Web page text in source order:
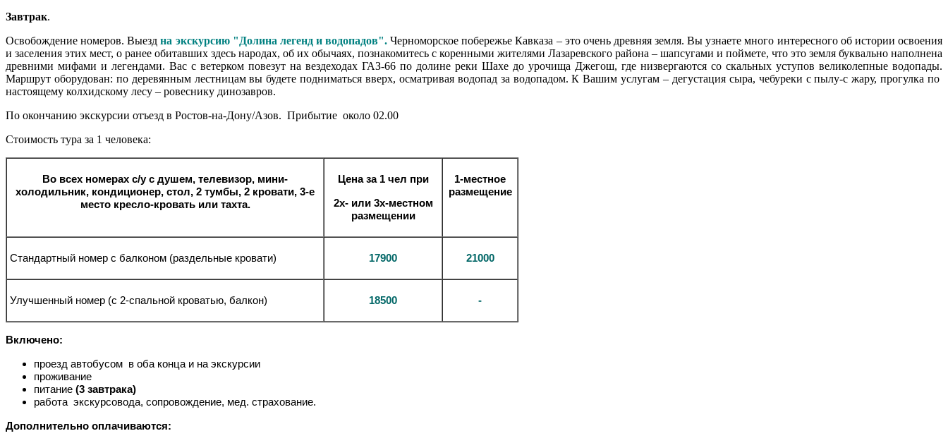
Завтрак.
Освобождение номеров. Выезд на экскурсию "Долина легенд и водопадов". Черноморское побережье Кавказа – это очень древняя земля. Вы узнаете много интересного об истории освоения
и заселения этих мест, о ранее обитавших здесь народах, об их обычаях, познакомитесь с коренными жителями Лазаревского района – шапсугами и поймете, что это земля буквально наполнена
древними мифами и легендами. Вас с ветерком повезут на вездеходах ГАЗ-66 по долине реки Шахе до урочища Джегош, где низвергаются со скальных уступов великолепные водопады.
Маршрут оборудован: по деревянным лестницам вы будете подниматься вверх, осматривая водопад за водопадом. К Вашим услугам – дегустация сыра, чебуреки с пылу-с жару, прогулка по
настоящему колхидскому лесу – ровеснику динозавров.
По окончанию экскурсии отъезд в Ростов-на-Дону/Азов. Прибытие около 02.00
Стоимость тура за 1 человека:
Во всех номерах с/у с душем, телевизор, мини-
холодильник, кондиционер, стол, 2 тумбы, 2 кровати, 3-е
место кресло-кровать или тахта.
Цена за 1 чел при
2х- или 3х-местном
размещении
1-местное
размещение
Стандартный номер с балконом (раздельные кровати) 17900 21000
Улучшенный номер (с 2-спальной кроватью, балкон) 18500 -
Включено:
проезд автобусом в оба конца и на экскурсии
проживание
питание (3 завтрака)
работа экскурсовода, сопровождение, мед. страхование.
Дополнительно оплачиваются: